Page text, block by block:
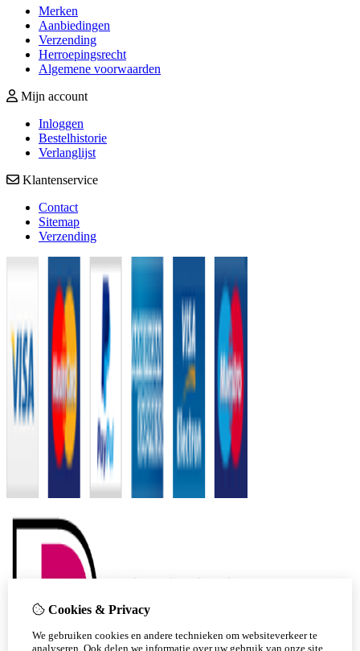
Merken
Aanbiedingen
Verzending
Herroepingsrecht
Algemene voorwaarden
Mijn account
Inloggen
Bestelhistorie
Verlanglijst
Klantenservice
Contact
Sitemap
Verzending
Cookies & Privacy
We gebruiken cookies en andere technieken om websiteverkeer te
analyseren. Ook delen we informatie over uw gebruik van onze site